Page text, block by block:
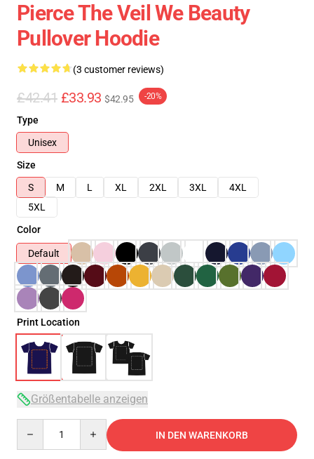
Pierce The Veil We Beauty
Pullover Hoodie
(3 customer reviews)
£42.41 £33.93 $42.95 -20%
Type
Unisex
Size
S
M L XL 2XL 3XL
4XL
5XL
Color
Default
Print Location
Größentabelle anzeigen
IN DEN WARENKORB